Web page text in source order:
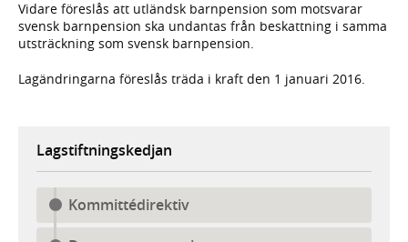
Vidare föreslås att utländsk barnpension som motsvarar
svensk barnpension ska undantas från beskattning i samma
utsträckning som svensk barnpension.
Lagändringarna föreslås träda i kraft den 1 januari 2016.
Lagstiftningskedjan
Kommittédirektiv